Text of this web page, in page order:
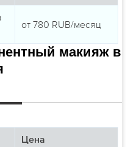
от 780 RUB/месяц
макияж в
Цена